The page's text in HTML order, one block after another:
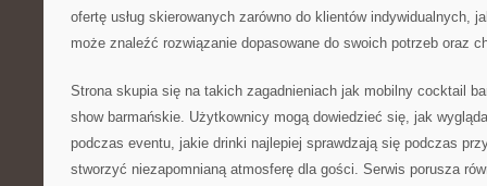
ofertę usług skierowanych zarówno do klientów indywidualnych,
może znaleźć rozwiązanie dopasowane do swoich potrzeb oraz
Strona skupia się na takich zagadnieniach jak mobilny cocktail
show barmańskie. Użytkownicy mogą dowiedzieć się, jak
podczas eventu, jakie drinki najlepiej sprawdzają się podczas
stworzyć niezapomnianą atmosferę dla gości. Serwis porusza